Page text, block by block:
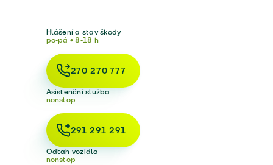
Hlášení a stav škody
po-pá • 8-18 h
270 270 777
Asistenční služba
nonstop
291 291 291
Odtah vozidla
nonstop